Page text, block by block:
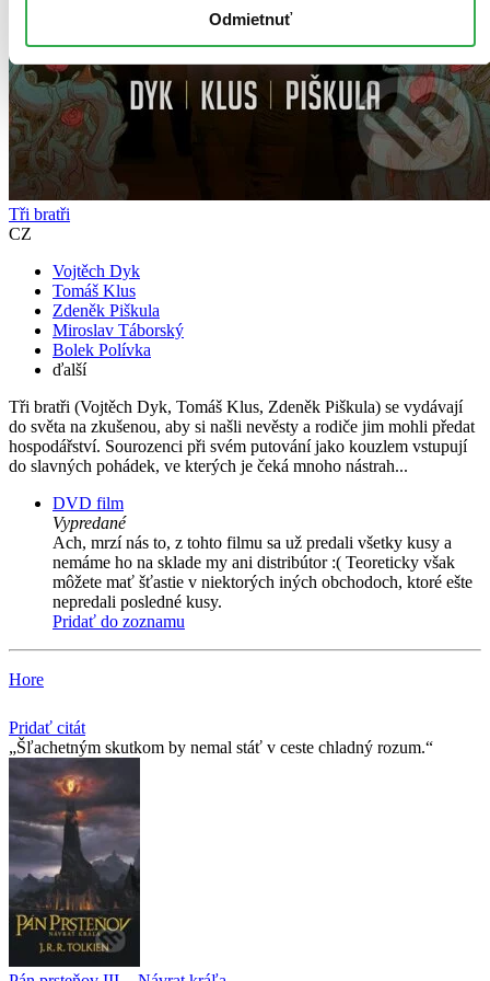
Odmietnuť
Tři bratři
CZ
Vojtěch Dyk
Tomáš Klus
Zdeněk Piškula
Miroslav Táborský
Bolek Polívka
ďalší
Tři bratři (Vojtěch Dyk, Tomáš Klus, Zdeněk Piškula) se vydávají
do světa na zkušenou, aby si našli nevěsty a rodiče jim mohli předat
hospodářství. Sourozenci při svém putování jako kouzlem vstupují
do slavných pohádek, ve kterých je čeká mnoho nástrah...
DVD film
Vypredané
Ach, mrzí nás to, z tohto filmu sa už predali všetky kusy a
nemáme ho na sklade my ani distribútor :( Teoreticky však
môžete mať šťastie v niektorých iných obchodoch, ktoré ešte
nepredali posledné kusy.
Pridať do zoznamu
Hore
Pridať citát
Šľachetným skutkom by nemal stáť v ceste chladný rozum.